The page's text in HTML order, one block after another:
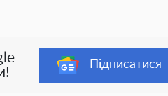
Підписатися